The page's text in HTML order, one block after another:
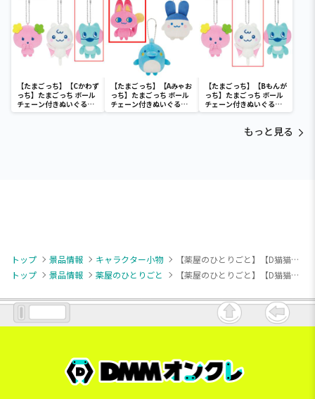
【たまごっち】【Cかわず
っち】たまごっち ボール
チェーン付きぬいぐるみ
～Tamagotchi
【たまごっち】【Aみゃお
っち】たまごっち ボール
チェーン付きぬいぐるみ
～Tamagotchi
【たまごっち】【Bもんが
っち】たまごっち ボール
チェーン付きぬいぐるみ
～Tamagotchi
もっと見る
トップ 景品情報 キャラクター小物
【薬屋のひとりごと】【D猫猫月精】TVアニメ『薬屋のひとりごと』 ちびぐるみvol.1
トップ
景品情報 薬屋のひとりごと 【薬屋のひとりごと】【D猫猫月精】TVアニメ『薬屋のひとりごと』 ちびぐるみvol.1